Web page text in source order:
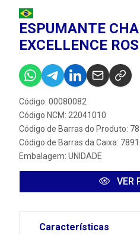
ESPUMANTE
EXCELLENCE
Código: 00080082
Código NCM: 22041010
Código de Barras do Produto:
Código de Barras da Caixa:
Embalagem: UNIDADE
VER
Características